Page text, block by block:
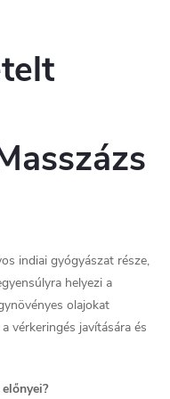
indiai gyógyászat része,
helyezi a
olajokat
vérkeringés javítására és